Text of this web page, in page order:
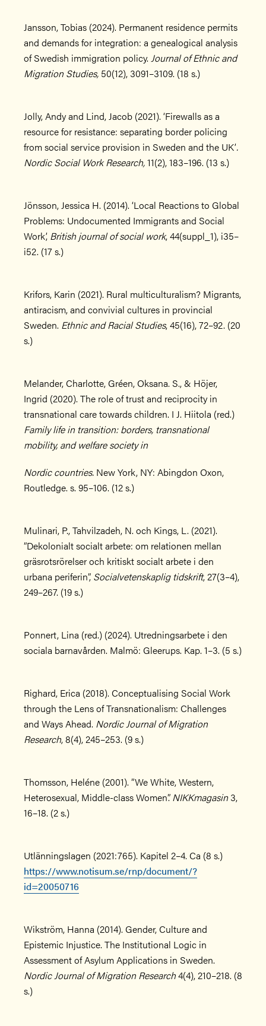
Jansson, Tobias (2024). Permanent residence permits
and demands for integration: a genealogical analysis
of Swedish immigration policy. Journal of Ethnic and
Migration Studies, 50(12), 3091–3109. (18 s.)
Jolly, Andy and Lind, Jacob (2021). ‘Firewalls as a
resource for resistance: separating border policing
from social service provision in Sweden and the UK’.
Nordic Social Work Research,11(2), 183–196. (13 s.)
Jönsson, Jessica H. (2014). ‘Local Reactions to Global
Problems: Undocumented Immigrants and Social
Work’, British journal of social work, 44(suppl_1), i35–
i52. (17 s.)
Krifors, Karin (2021). Rural multiculturalism? Migrants,
antiracism, and convivial cultures in provincial
Sweden. Ethnic and Racial Studies, 45(16), 72–92. (20
s.)
Melander, Charlotte, Gréen, Oksana. S., & Höjer,
Ingrid (2020). The role of trust and reciprocity in
transnational care towards children. I J. Hiitola (red.)
Family life in transition: borders, transnational
mobility, and welfare society in
Nordic countries. New York, NY: Abingdon Oxon,
Routledge. s. 95–106. (12 s.)
Mulinari, P., Tahvilzadeh, N. och Kings, L. (2021).
”Dekolonialt socialt arbete: om relationen mellan
gräsrotsrörelser och kritiskt socialt arbete i den
urbana periferin”, Socialvetenskaplig tidskrift, 27(3–4),
249–267. (19 s.)
Ponnert, Lina (red.) (2024). Utredningsarbete i den
sociala barnavården. Malmö: Gleerups. Kap. 1–3. (5 s.)
Righard, Erica (2018). Conceptualising Social Work
through the Lens of Transnationalism: Challenges
and Ways Ahead. Nordic Journal of Migration
Research, 8(4), 245–253. (9 s.)
Thomsson, Heléne (2001). ”We White, Western,
Heterosexual, Middle-class Women”.NIKKmagasin 3,
16–18. (2 s.)
Utlänningslagen (2021:765). Kapitel 2–4. Ca (8 s.)
https://www.notisum.se/rnp/document/?
id=20050716
Wikström, Hanna (2014). Gender, Culture and
Epistemic Injustice. The Institutional Logic in
Assessment of Asylum Applications in Sweden.
Nordic Journal of Migration Research4(4), 210–218. (8
s.)